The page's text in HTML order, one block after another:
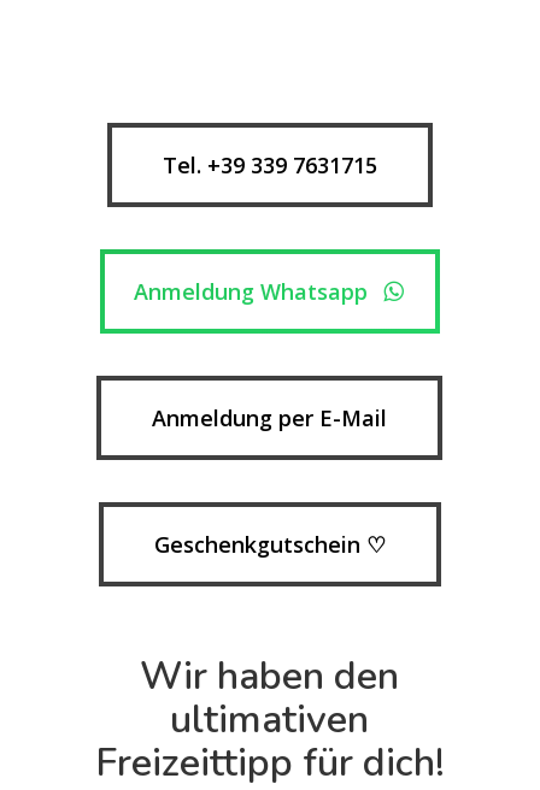
Tel. +39 339 7631715
Anmeldung Whatsapp
Anmeldung per E-Mail
Geschenkgutschein ♡
Wir haben den
ultimativen
Freizeittipp für dich!